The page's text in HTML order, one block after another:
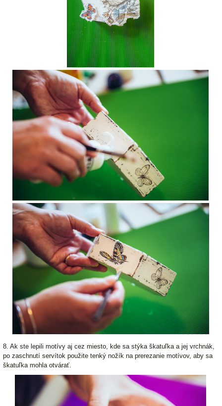
8. Ak ste lepili motívy aj cez miesto, kde sa stýka škatuľka a jej vrchnák,
po zaschnutí servítok použite tenký nožík na prerezanie motívov, aby sa
škatuľka mohla otvárať.